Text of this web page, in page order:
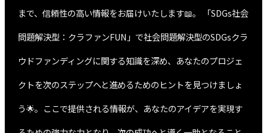
まで、信頼性の高い情報をお届けいたします📖。 「SDGs社会
問題解決型：クラファンFUN」で社会問題解決型のSDGsクラ
ウドファンディングに関する知識を深め、あなたのプロジェ
クトを次のステップへと進めるためのヒントを見つけましょ
う🌟。ここで提供される情報が、あなたのアイデアを実現す